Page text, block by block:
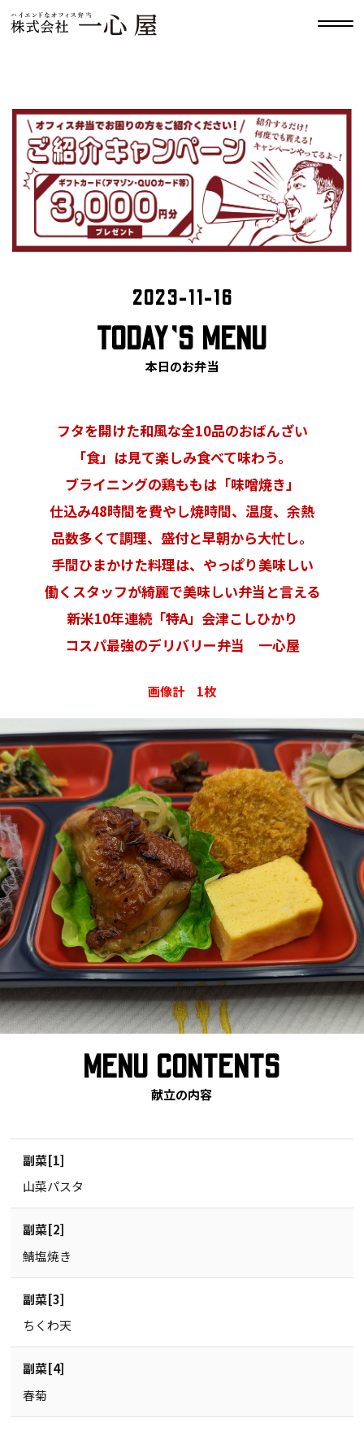
2023-11-16
TODAY’S MENU
本日のお弁当
フタを開けた和風な全10品のおばんざい
「食」は見て楽しみ食べて味わう。
ブライニングの鶏ももは「味噌焼き」
仕込み48時間を費やし焼時間、温度、余熱
品数多くて調理、盛付と早朝から大忙し。
手間ひまかけた料理は、やっぱり美味しい
働くスタッフが綺麗で美味しい弁当と言える
新米10年連続「特A」会津こしひかり
コスパ最強のデリバリー弁当 一心屋
画像計 1枚
MENU CONTENTS
献立の内容
副菜[1]
山菜パスタ
副菜[2]
鯖塩焼き
副菜[3]
ちくわ天
副菜[4]
春菊